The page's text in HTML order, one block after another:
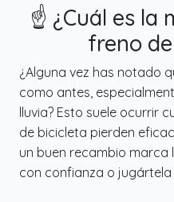
☝️ ¿Cuál es la
freno
¿Alguna vez has notado
como antes,
lluvia? Esto suele ocurrir
de bicicleta pierden
un buen recambio
con confianza o